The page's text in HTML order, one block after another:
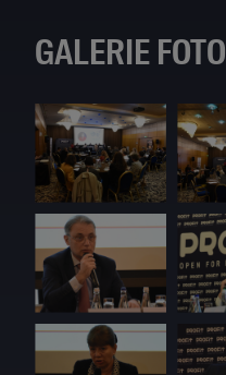
GALERIE FOTO